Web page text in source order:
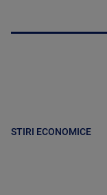
STIRI ECONOMICE